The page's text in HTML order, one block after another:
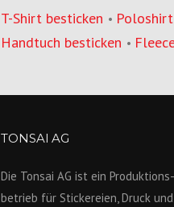
T-Shirt besticken •
Handtuch besticken •
TONSAI AG
Die Tonsai AG ist ein Produktions­
betrieb für Stickereien, Druck und